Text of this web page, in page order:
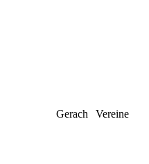
Gerach Vereine